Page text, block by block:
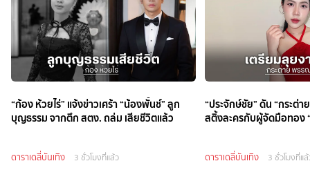
“ก้อง ห้วยไร่” แจ้งข่าวเศร้า “น้องพั้นช์” ลูก
บุญธรรม จากตึก สตง. ถล่ม เสียชีวิตแล้ว
ดาราเดลี่บันเทิง 3 ชั่วโมงที่แล้ว
“ประจักษ์ชัย” ดัน “กระต่
สติ้งละครกับผู้จัดมือทอง
ดาราเดลี่บันเทิง 3 ชั่วโมงที่แ